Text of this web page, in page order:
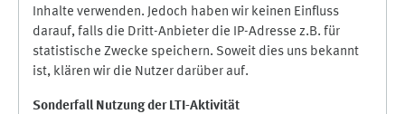
Inhalte verwenden. Jedoch haben wir keinen Einfluss
darauf, falls die Dritt-Anbieter die IP-Adresse z.B. für
statistische Zwecke speichern. Soweit dies uns bekannt
ist, klären wir die Nutzer darüber auf.
Sonderfall Nutzung der LTI-Aktivität